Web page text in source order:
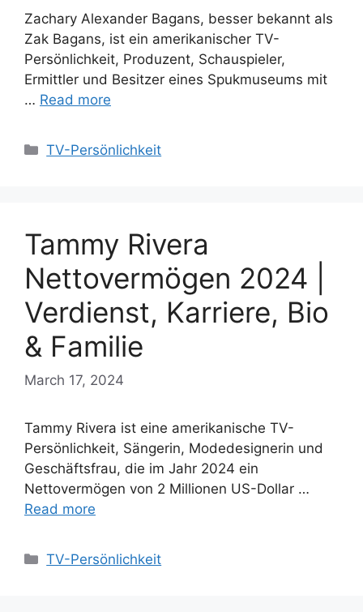
Zachary Alexander Bagans, besser bekannt als
Zak Bagans, ist ein amerikanischer TV-
Persönlichkeit, Produzent, Schauspieler,
Ermittler und Besitzer eines Spukmuseums mit
… Read more
Categories
TV-Persönlichkeit
Tammy Rivera
Nettovermögen 2024 |
Verdienst, Karriere, Bio
& Familie
March 17, 2024
Tammy Rivera ist eine amerikanische TV-
Persönlichkeit, Sängerin, Modedesignerin und
Geschäftsfrau, die im Jahr 2024 ein
Nettovermögen von 2 Millionen US-Dollar …
Read more
Categories
TV-Persönlichkeit